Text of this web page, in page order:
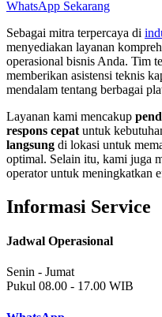
WhatsApp Sekarang
Sebagai mitra terpercaya di
menyediakan layanan
operasional bisnis Anda. Tim
memberikan asistensi teknis
mendalam tentang berbagai
Layanan kami mencakup
respons cepat untuk
langsung di lokasi untuk
optimal. Selain itu, kami juga
operator untuk meningkatkan
Informasi Service
Jadwal Operasional
Senin - Jumat
Pukul 08.00 - 17.00 WIB